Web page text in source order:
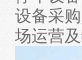
设备采
场运营